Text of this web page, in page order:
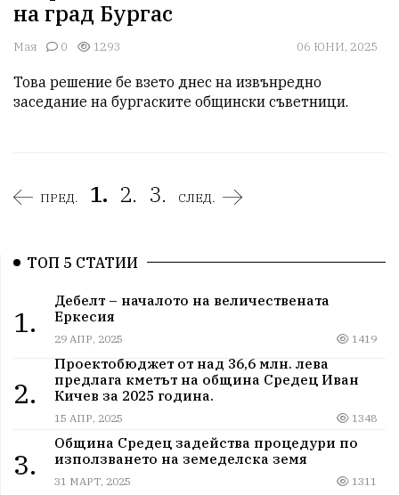
на град Бургас
Мая 0 1293 06 ЮНИ, 2025
Това решение бе взето днес на извънредно
заседание на бургаските общински съветници.
ПРЕД. 1. 2. 3. СЛЕД.
ТОП 5 СТАТИИ
1.
Дебелт – началото на величествената
Еркесия
29 АПР, 2025 1419
2.
Проектобюджет от над 36,6 млн. лева
предлага кметът на община Средец Иван
Кичев за 2025 година.
15 АПР, 2025 1348
3.
Община Средец задейства процедури по
използването на земеделска земя
31 МАРТ, 2025 1311